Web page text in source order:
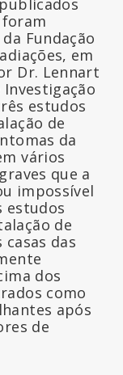
Fundação
em
Dr. Lennart
Investigação
estudos
de
da
vários
que a
impossível
estudos
de
das
dos
como
após
de